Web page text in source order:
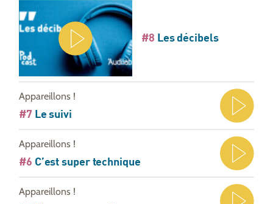
#8 Les décibels
Appareillons !
#7 Le suivi
Appareillons !
#6 C’est super technique
Appareillons !